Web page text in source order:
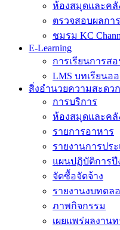
ห้องสมุดและคลั
ตรวจสอบผลกา
ชมรม KC
E-Learning
การเรียนการส
LMS บทเรียนอ
สิ่งอำนวยความสะดวก
การบริการ
ห้องสมุดและคลั
รายการอาหาร
รายงานการปร
แผนปฏิบัติการปี
จัดซื้อจัดจ้าง
รายงานงบทดล
ภาพกิจกรรม
เผยแพร่ผลงาน